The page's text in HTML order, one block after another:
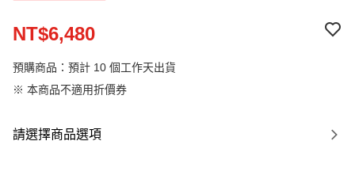
NT$6,480
預購商品：預計 10 個工作天出貨
※ 本商品不適用折價券
請選擇商品選項